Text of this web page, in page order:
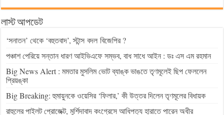
লাস্ট আপডেট
‘সনাতন’ থেকে ‘বহুতবাদ’, স্টান্স বদল বিজেপির ?
পঞ্চাশ পেরিয়ে সন্তান ধারণ আইভিএফে সম্ভব, বাধ সাধে আইন : ডঃ এস এম রহমান
Big News Alert : মমতার মুসলিম ভোট ব্যাঙ্ক ভাঙতে তৃণমূলেই ছিপ ফেললেন
প্রিয়ঙ্কা
Big Breaking: হুমায়ুনকে ওয়েসির ‘ফিলার,’ কী উত্তর দিলেন তৃণমূলের বিধায়ক
রাহুলের পাইলট প্রোজেক্ট, মুর্শিদাবাদ কংগ্রেসে আধিপত্য হারাতে পারেন অধীর